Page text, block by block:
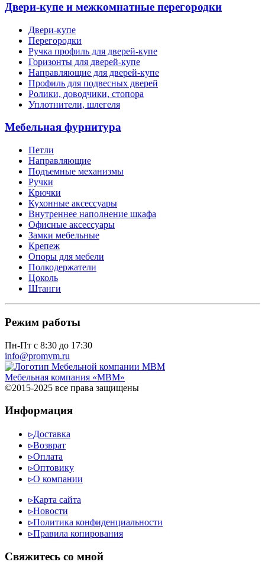
Двери-купе и межкомнатные перегородки
Двери-купе
Перегородки
Ручка профиль для дверей-купе
Горизонты для дверей-купе
Направляющие для дверей-купе
Профиль для подвесных дверей
Ролики, доводчики, стопора
Уплотнители, шлегеля
Мебельная фурнитура
Петли
Направляющие
Подъемные механизмы
Ручки
Крючки
Кухонные аксессуары
Внутреннее наполнение шкафа
Офисные аксессуары
Замки мебельные
Крепеж
Опоры для мебели
Полкодержатели
Цоколь
Штанги
Режим работы
Пн-Пт с 8:30 до 17:30
info@promvm.ru
Мебельная компания «МВМ»
©2015-2025 все права защищены
Информация
▹Доставка
▹Возврат
▹Оплата
▹Оптовику
▹О компании
▹Карта сайта
▹Новости
▹Политика конфиденциальности
▹Правила копирования
Cвяжитесь со мной